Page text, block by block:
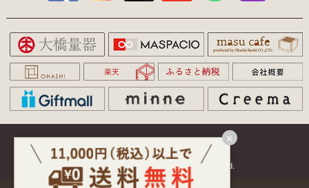
×
Copyright(C) 大橋量器. All rights reserved.